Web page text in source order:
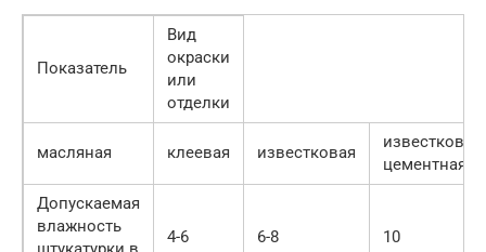
Показатель
Вид
окраски
или
отделки
масляная клеевая известковая
известково-
цементная
Допускаемая
влажность
4-6 6-8 10